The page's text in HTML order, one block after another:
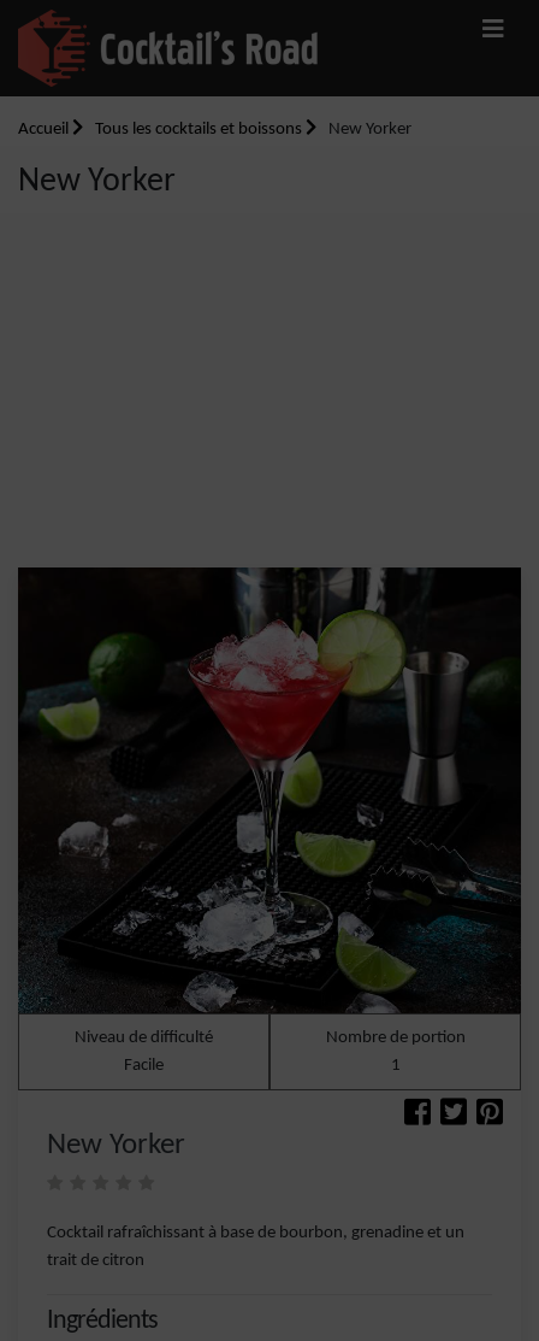
Accueil Tous les cocktails et boissons New Yorker
New Yorker
Niveau de difficulté
Facile
Nombre de portion
1
New Yorker
Cocktail rafraîchissant à base de bourbon, grenadine et un
trait de citron
Ingrédients